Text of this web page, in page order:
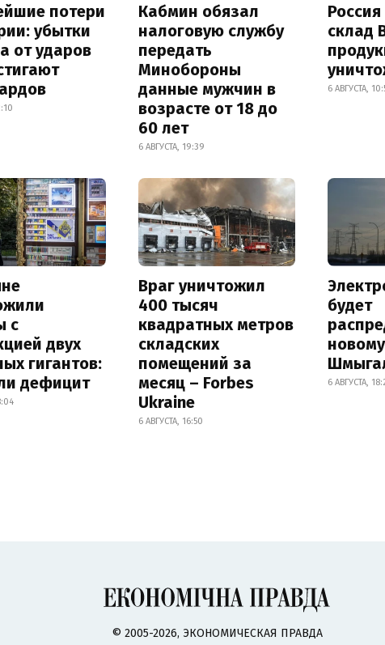
потери
убытки
от ударов
Кабмин обязал
налоговую службу
передать
Минобороны
данные мужчин в
возрасте от 18 до
60 лет
6 АВГУСТА, 19:39
склад
6 АВГУСТА,
с
двух
гигантов:
дефицит
Враг уничтожил
400 тысяч
квадратных метров
складских
помещений за
месяц – Forbes
Ukraine
6 АВГУСТА, 16:50
будет
6 АВГУСТА,
© 2005-2026, ЭКОНОМИЧЕСКАЯ ПРАВДА